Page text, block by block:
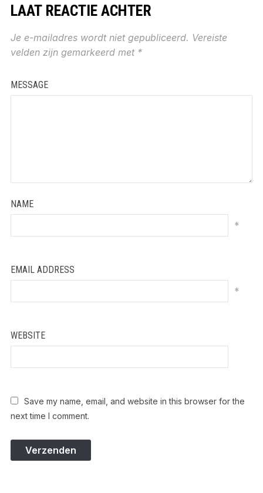
LAAT REACTIE ACHTER
Je e-mailadres wordt niet gepubliceerd. Vereiste
velden zijn gemarkeerd met *
MESSAGE
NAME
*
EMAIL ADDRESS
*
WEBSITE
Save my name, email, and website in this browser for the
next time I comment.